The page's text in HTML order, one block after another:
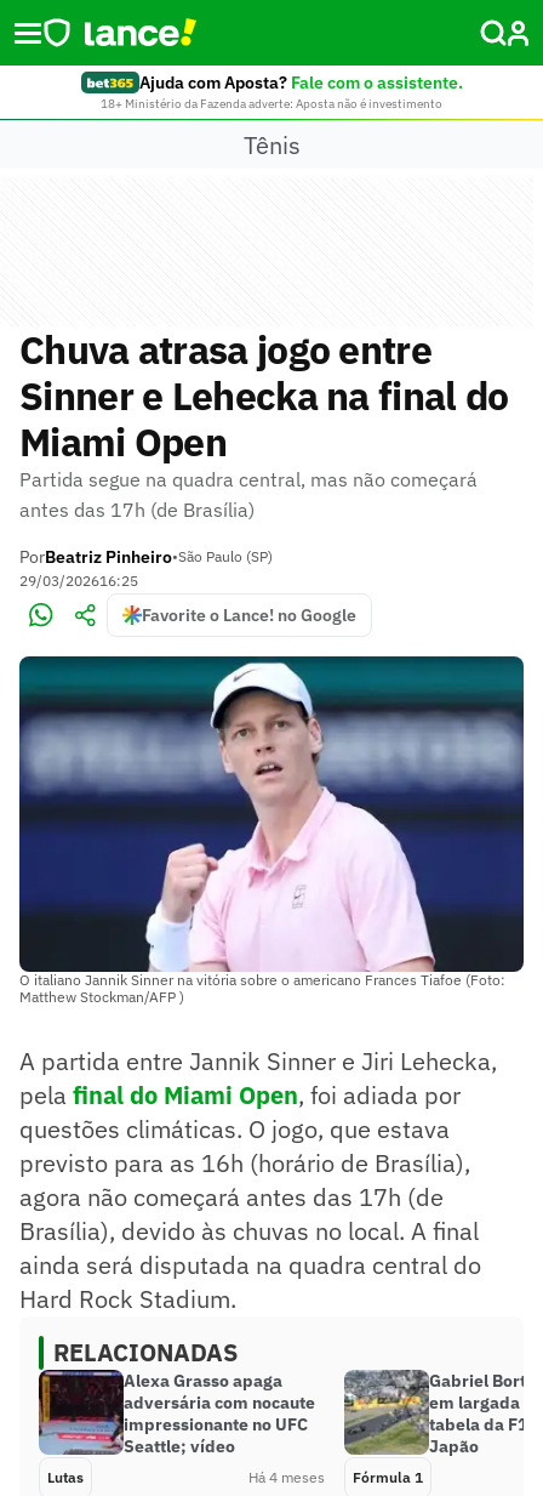
Ajuda com Aposta? Fale com o assistente.
18+ Ministério da Fazenda adverte: Aposta não é investimento
Tênis
Chuva atrasa jogo entre
Sinner e Lehecka na final do
Miami Open
Partida segue na quadra central, mas não começará
antes das 17h (de Brasília)
PorBeatriz Pinheiro•São Paulo (SP)
29/03/202616:25
Favorite o Lance! no Google
O italiano Jannik Sinner na vitória sobre o americano Frances Tiafoe (Foto:
Matthew Stockman/AFP )
A partida entre Jannik Sinner e Jiri Lehecka,
pela final do Miami Open, foi adiada por
questões climáticas. O jogo, que estava
previsto para as 16h (horário de Brasília),
agora não começará antes das 17h (de
Brasília), devido às chuvas no local. A final
ainda será disputada na quadra central do
Hard Rock Stadium.
RELACIONADAS
Alexa Grasso apaga
adversária com nocaute
impressionante no UFC
Seattle; vídeo
Lutas Há 4 meses
Gabriel
em largada e
tabela da F1
Japão
Fórmula 1